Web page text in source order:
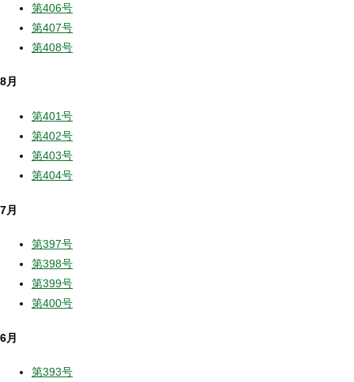
第406号
第407号
第408号
8月
第401号
第402号
第403号
第404号
7月
第397号
第398号
第399号
第400号
6月
第393号